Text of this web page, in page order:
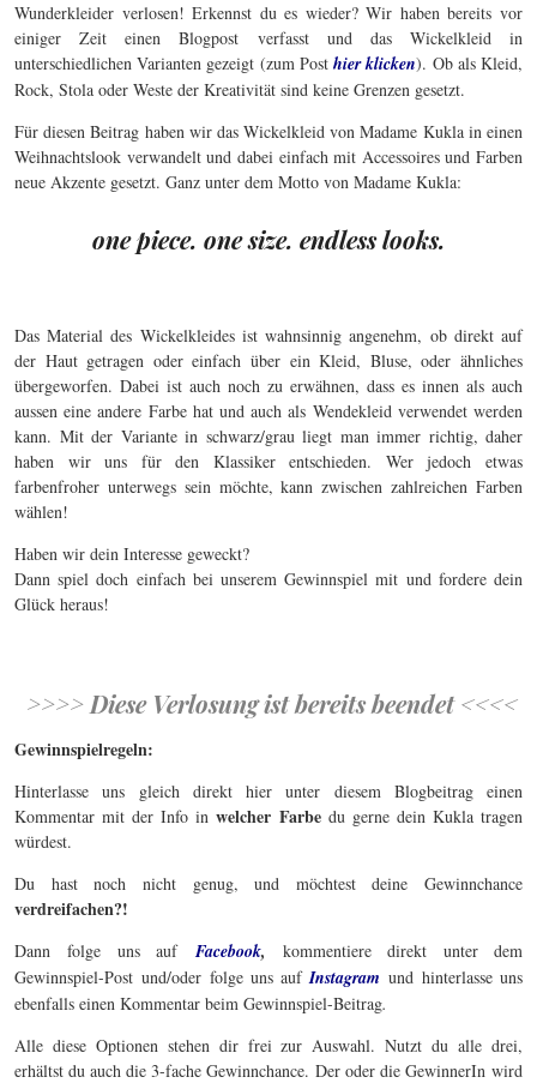
Wunderkleider verlosen! Erkennst du es wieder? Wir haben bereits vor
einiger Zeit einen Blogpost verfasst und das Wickelkleid in
unterschiedlichen Varianten gezeigt (zum Posthier klicken). Ob als Kleid,
Rock, Stola oder Weste der Kreativität sind keine Grenzen gesetzt.
Für diesen Beitrag haben wir das Wickelkleid von Madame Kukla in einen
Weihnachtslook verwandelt und dabei einfach mit Accessoires und Farben
neue Akzente gesetzt. Ganz unter dem Motto von Madame Kukla:
one piece. one size. endless looks.
Das Material des Wickelkleides ist wahnsinnig angenehm, ob direkt auf
der Haut getragen oder einfach über ein Kleid, Bluse, oder ähnliches
übergeworfen. Dabei ist auch noch zu erwähnen, dass es innen als auch
aussen eine andere Farbe hat und auch als Wendekleid verwendet werden
kann. Mit der Variante in schwarz/grau liegt man immer richtig, daher
haben wir uns für den Klassiker entschieden. Wer jedoch etwas
farbenfroher unterwegs sein möchte, kann zwischen zahlreichen Farben
wählen!
Haben wir dein Interesse geweckt?
Dann spiel doch einfach bei unserem Gewinnspiel mit und fordere dein
Glück heraus!
>>>> Diese Verlosung ist bereits beendet <<<<
Gewinnspielregeln:
Hinterlasse uns gleich direkt hier unter diesem Blogbeitrag einen
Kommentar mit der Info inwelcher Farbedu gerne dein Kukla tragen
würdest.
Du hast noch nicht genug, und möchtest deine Gewinnchance
verdreifachen?!
Dann folge uns auf Facebook, kommentiere direkt unter dem
Gewinnspiel-Post und/oder folge uns auf Instagram und hinterlasse uns
ebenfalls einen Kommentar beim Gewinnspiel-Beitrag.
Alle diese Optionen stehen dir frei zur Auswahl. Nutzt du alle drei,
erhältst du auch die 3-fache Gewinnchance. Der oder die GewinnerIn wird